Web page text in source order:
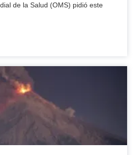
de la Salud (OMS) pidió este